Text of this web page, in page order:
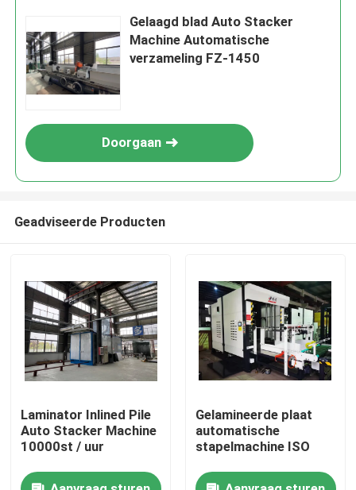
Huis
Producten
Gelaagd blad Auto Stacker
Machine Automatische
verzameling FZ-1450
Doorgaan
Geadviseerde Producten
Laminator Inlined Pile
Auto Stacker Machine
10000st / uur
Gelamineerde plaat
automatische
stapelmachine ISO